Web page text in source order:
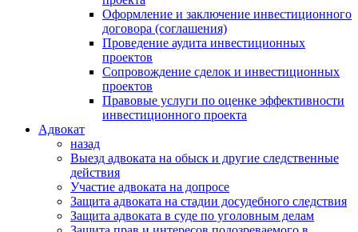
Оформление и заключение инвестиционного
договора (соглашения)
Проведение аудита инвестиционных
проектов
Сопровождение сделок и инвестиционных
проектов
Правовые услуги по оценке эффективности
инвестиционного проекта
Адвокат
назад
Выезд адвоката на обыск и другие следственные
действия
Участие адвоката на допросе
Защита адвоката на стадии досудебного следствия
Защита адвоката в суде по уголовным делам